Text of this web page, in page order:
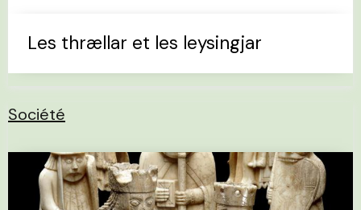
Les thrællar et les leysingjar
Société